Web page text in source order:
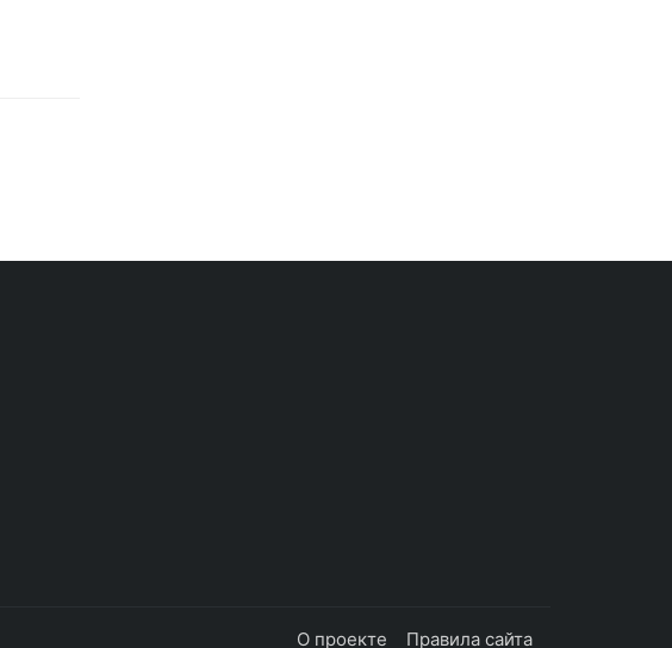
О проекте Правила сайта